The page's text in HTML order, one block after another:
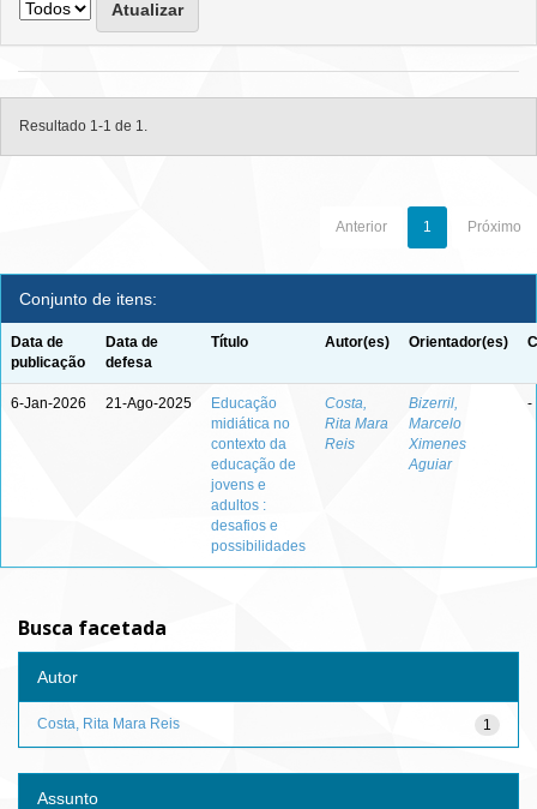
Resultado 1-1 de 1.
Anterior 1 Próximo
Conjunto de itens:
Data de
publicação
Data de
defesa
Título Autor(es) Orientador(es)
6-Jan-2026 21-Ago-2025
Educação
midiática no
contexto da
educação de
jovens e
adultos :
desafios e
possibilidades
Costa,
Rita Mara
Reis
Bizerril,
Marcelo
Ximenes
Aguiar
-
Busca facetada
Autor
1
Costa, Rita Mara Reis
Assunto